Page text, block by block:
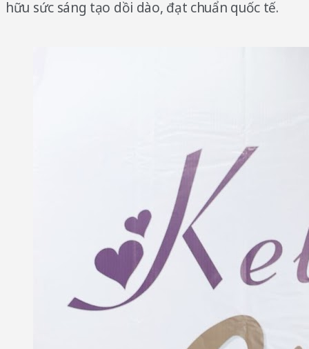
hữu sức sáng tạo dồi dào, đạt chuẩn quốc tế.